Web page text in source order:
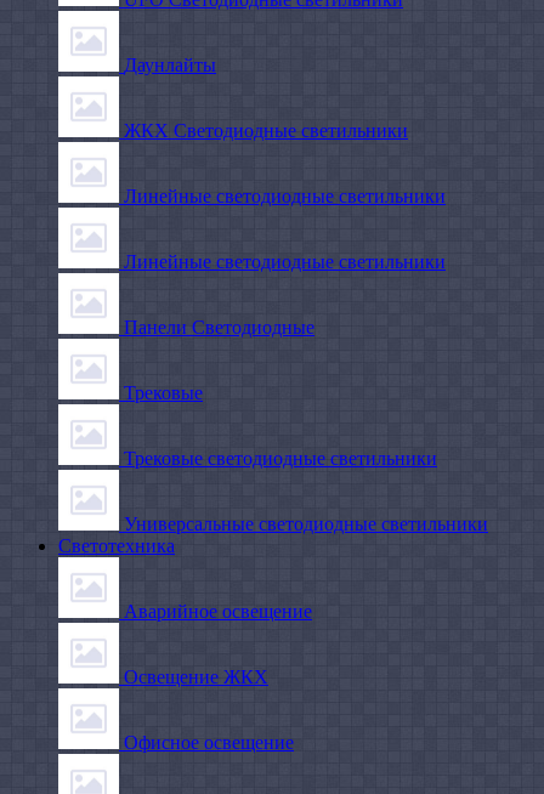
Даунлайты
ЖКХ Светодиодные светильники
Линейные светодиодные светильники
Линейные светодиодные светильники
Панели Светодиодные
Трековые
Трековые светодиодные светильники
Универсальные светодиодные светильники
Светотехника
Аварийное освещение
Освещение ЖКХ
Офисное освещение